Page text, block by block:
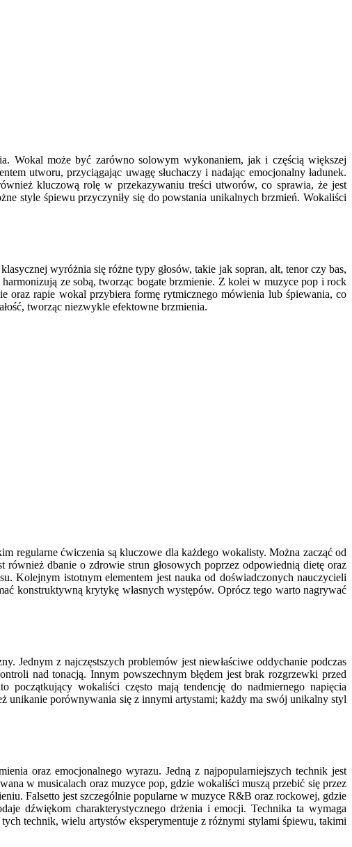
Wokal może być zarówno solowym wykonaniem, jak i częścią większej
utworu, przyciągając uwagę słuchaczy i nadając emocjonalny ładunek.
kluczową rolę w przekazywaniu treści utworów, co sprawia, że jest
style śpiewu przyczyniły się do powstania unikalnych brzmień. Wokaliści
wyróżnia się różne typy głosów, takie jak sopran, alt, tenor czy bas,
ze sobą, tworząc bogate brzmienie. Z kolei w muzyce pop i rock
rapie wokal przybiera formę rytmicznego mówienia lub śpiewania, co
tworząc niezwykle efektowne brzmienia.
regularne ćwiczenia są kluczowe dla każdego wokalisty. Można zacząć od
dbanie o zdrowie strun głosowych poprzez odpowiednią dietę oraz
Kolejnym istotnym elementem jest nauka od doświadczonych nauczycieli
konstruktywną krytykę własnych występów. Oprócz tego warto nagrywać
Jednym z najczęstszych problemów jest niewłaściwe oddychanie podczas
nad tonacją. Innym powszechnym błędem jest brak rozgrzewki przed
wokaliści często mają tendencję do nadmiernego napięcia
unikanie porównywania się z innymi artystami; każdy ma swój unikalny styl
oraz emocjonalnego wyrazu. Jedną z najpopularniejszych technik jest
w musicalach oraz muzyce pop, gdzie wokaliści muszą przebić się przez
Falsetto jest szczególnie popularne w muzyce R&B oraz rockowej, gdzie
dźwiękom charakterystycznego drżenia i emocji. Technika ta wymaga
technik, wielu artystów eksperymentuje z różnymi stylami śpiewu, takimi